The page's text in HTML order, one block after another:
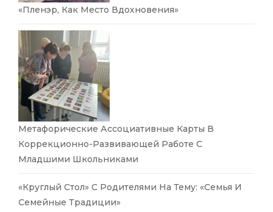
«Пленэр, Как Место Вдохновения»
Метафорические Ассоциативные Карты В
Коррекционно-Развивающей Работе С
Младшими Школьниками
«Круглый Стол» С Родителями На Тему: «Семья И
Семейные Традиции»